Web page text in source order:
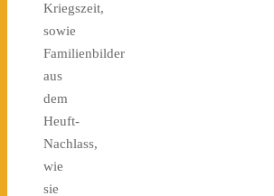
Kriegszeit,
sowie
Familienbilder
aus
dem
Heuft-
Nachlass,
wie
sie